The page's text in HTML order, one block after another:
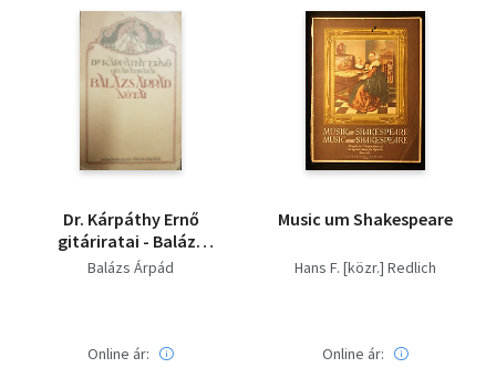
Dr. Kárpáthy Ernő
gitáriratai - Balázs
Árpád nótái
Balázs Árpád
Online ár:
Music um Shakespeare
Hans F. [közr.] Redlich
Online ár: